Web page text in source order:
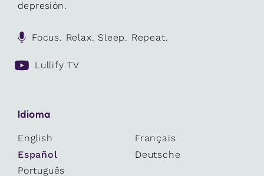
depresión.
Focus. Relax. Sleep. Repeat.
Lullify TV
Idioma
English
Français
Español
Deutsche
Português